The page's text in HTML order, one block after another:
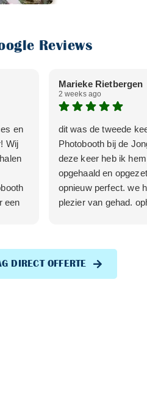
Reviews
en
Wij
een
dat je
in
Marieke Rietbergen
2 weeks ago
dit was de tweede
Photobooth bij de
deze keer heb ik
opgehaald en
opnieuw perfect. we
plezier van gehad.
goed, feest om dit te
DIRECT OFFERTE